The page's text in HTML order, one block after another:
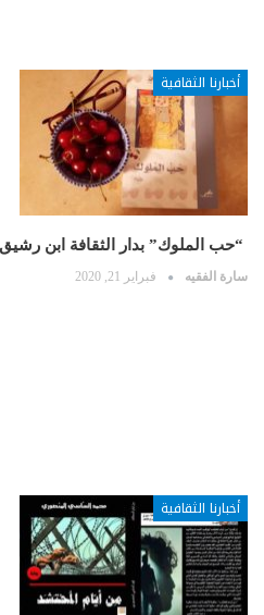
أخبارنا الثقافية
“حب الملوك” بدار الثقافة ابن رشيق
سارة الفقيه فبراير 21, 2020
أخبارنا الثقافية